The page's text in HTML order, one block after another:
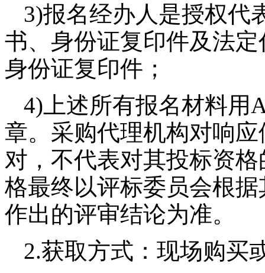
3)报名经办人是授权代
书、身份证复印件及法
身份证复印件；
4) 上述所有报名材料用
章。采购代理机构对响
对，不代表对其投标资
格最终以评标委员会根
作出的评审结论为准。
2.获取方式：现场购买